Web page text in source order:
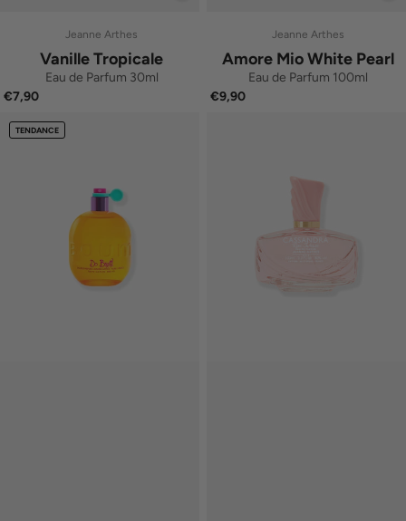
Jeanne Arthes
Vanille Tropicale
Eau de Parfum 30ml
€7,90
Jeanne Arthes
Amore Mio White Pearl
Eau de Parfum 100ml
€9,90
TENDANCE